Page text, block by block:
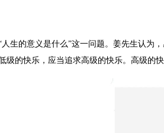
生的意义是什么”这一问题。姜先生认为
级的快乐，应当追求高级的快乐。高级的